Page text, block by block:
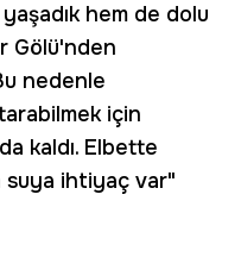
hem de dolu
Gölü'nden
nedenle
için
kaldı. Elbette
suya ihtiyaç var"